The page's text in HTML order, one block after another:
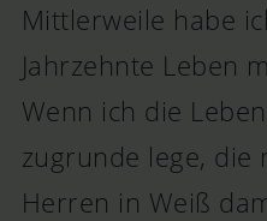
Mittlerweile habe
Jahrzehnte Leben
Wenn ich die
zugrunde lege, die
Herren in Weiß